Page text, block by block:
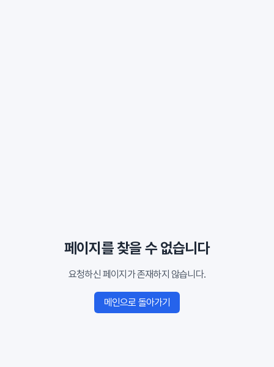
페이지를 찾을 수 없습니다
요청하신 페이지가 존재하지 않습니다.
메인으로 돌아가기